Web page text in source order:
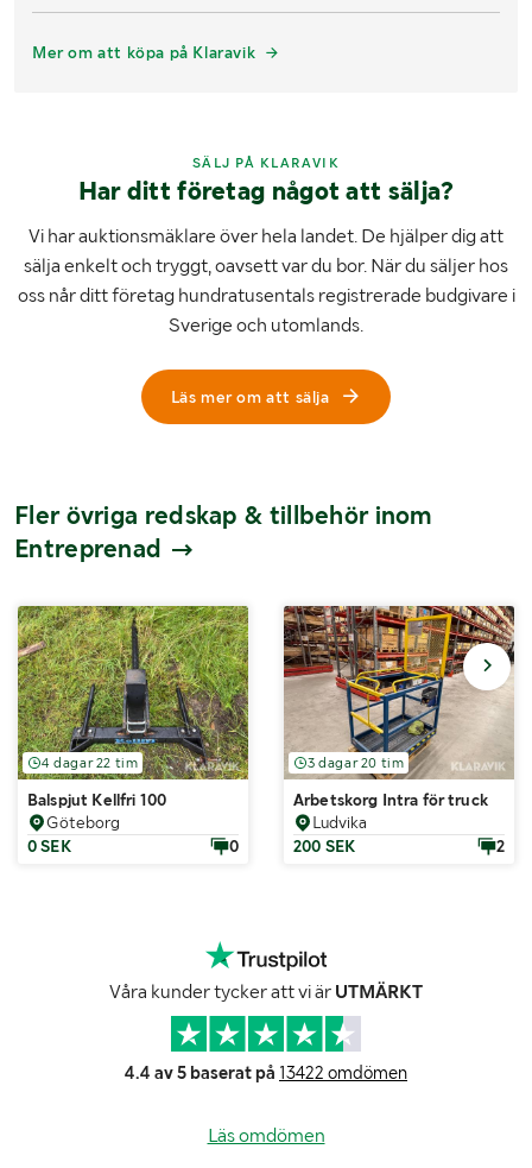
Mer om att köpa på Klaravik
SÄLJ PÅ KLARAVIK
Har ditt företag något att sälja?
Vi har auktionsmäklare över hela landet. De hjälper dig att
sälja enkelt och tryggt, oavsett var du bor. När du säljer hos
oss når ditt företag hundratusentals registrerade budgivare i
Sverige och utomlands.
Läs mer om att sälja
Fler övriga redskap & tillbehör inom
Entreprenad
4 dagar 22 tim
Balspjut Kellfri 100
Göteborg
0 SEK
0
3 dagar 20 tim
Arbetskorg Intra för truck
Ludvika
200 SEK
2
Våra kunder tycker att vi är UTMÄRKT
4.4 av 5 baserat på 13422 omdömen
Läs omdömen